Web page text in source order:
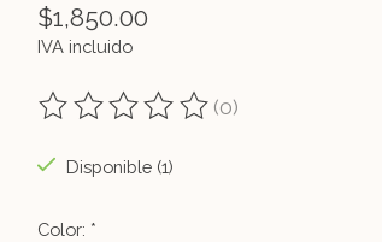
$1,850.00
IVA incluido
The rating of this product is
(0)
Disponible (1)
Color: *